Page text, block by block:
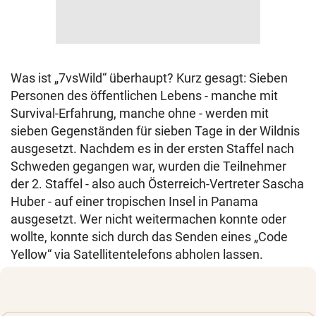
Was ist „7vsWild“ überhaupt? Kurz gesagt: Sieben
Personen des öffentlichen Lebens - manche mit
Survival-Erfahrung, manche ohne - werden mit
sieben Gegenständen für sieben Tage in der Wildnis
ausgesetzt. Nachdem es in der ersten Staffel nach
Schweden gegangen war, wurden die Teilnehmer
der 2. Staffel - also auch Österreich-Vertreter Sascha
Huber - auf einer tropischen Insel in Panama
ausgesetzt. Wer nicht weitermachen konnte oder
wollte, konnte sich durch das Senden eines „Code
Yellow“ via Satellitentelefons abholen lassen.